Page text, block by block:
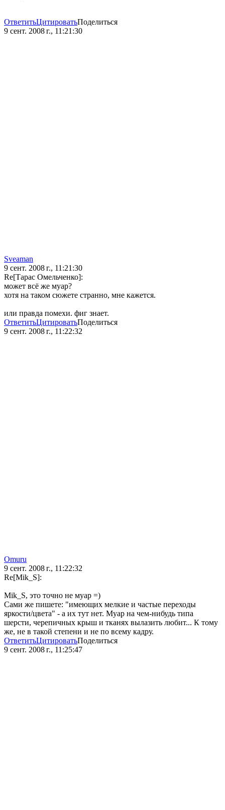
ОтветитьЦитироватьПоделиться
9 сент. 2008 г., 11:21:30
Sveaman
9 сент. 2008 г., 11:21:30
Re[Тарас Омельченко]:
может всё же муар?
хотя на таком сюжете странно, мне кажется.
или правда помехи. фиг знает.
ОтветитьЦитироватьПоделиться
9 сент. 2008 г., 11:22:32
Omuru
9 сент. 2008 г., 11:22:32
Re[Mik_S]:
Mik_S, это точно не муар =)
Сами же пишете: "имеющих мелкие и частые переходы
яркости/цвета" - а их тут нет. Муар на чем-нибудь типа
шерсти, черепичных крыш и тканях вылазить любит... К тому
же, не в такой степени и не по всему кадру.
ОтветитьЦитироватьПоделиться
9 сент. 2008 г., 11:25:47